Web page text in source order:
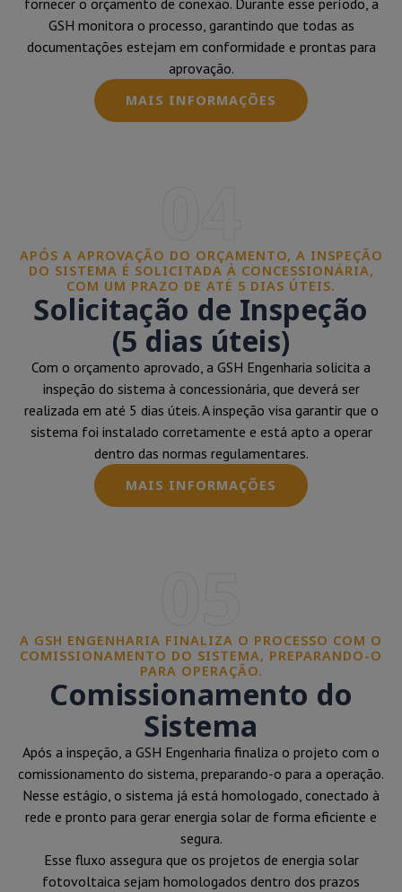
fornecer o orçamento de conexão. Durante esse período, a
GSH monitora o processo, garantindo que todas as
documentações estejam em conformidade e prontas para
aprovação.
MAIS INFORMAÇÕES
APÓS A APROVAÇÃO DO ORÇAMENTO, A INSPEÇÃO
DO SISTEMA É SOLICITADA À CONCESSIONÁRIA,
COM UM PRAZO DE ATÉ 5 DIAS ÚTEIS.
Solicitação de Inspeção
(5 dias úteis)
Com o orçamento aprovado, a GSH Engenharia solicita a
inspeção do sistema à concessionária, que deverá ser
realizada em até 5 dias úteis. A inspeção visa garantir que o
sistema foi instalado corretamente e está apto a operar
dentro das normas regulamentares.
MAIS INFORMAÇÕES
A GSH ENGENHARIA FINALIZA O PROCESSO COM O
COMISSIONAMENTO DO SISTEMA, PREPARANDO-O
PARA OPERAÇÃO.
Comissionamento do
Sistema
Após a inspeção, a GSH Engenharia finaliza o projeto com o
comissionamento do sistema, preparando-o para a operação.
Nesse estágio, o sistema já está homologado, conectado à
rede e pronto para gerar energia solar de forma eficiente e
segura.
Esse fluxo assegura que os projetos de energia solar
fotovoltaica sejam homologados dentro dos prazos